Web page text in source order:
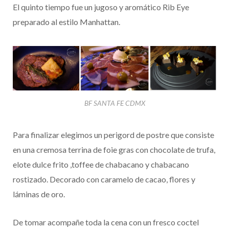
El quinto tiempo fue un jugoso y aromático Rib Eye
preparado al estilo Manhattan.
BF SANTA FE CDMX
Para finalizar elegimos un perigord de postre que consiste
en una cremosa terrina de foie gras con chocolate de trufa,
elote dulce frito ,toffee de chabacano y chabacano
rostizado. Decorado con caramelo de cacao, flores y
láminas de oro.
De tomar acompañe toda la cena con un fresco coctel